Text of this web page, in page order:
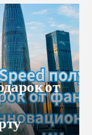
от